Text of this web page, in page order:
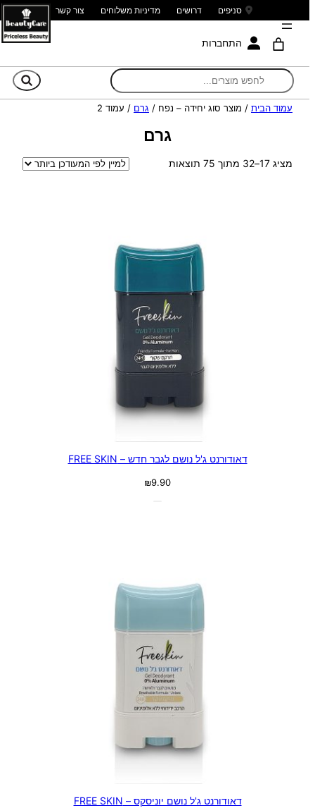
סניפים דרושים מדיניות משלוחים צור קשר
התחברות
עמוד הבית / מוצר סוג יחידה – נפח / גרם / עמוד 2
גרם
מציג 17–32 מתוך 75 תוצאות
ממוין
דאודורנט ג'ל נושם לגבר חדש – FREE SKIN
₪9.90
דאודורנט ג'ל נושם יוניסקס – FREE SKIN